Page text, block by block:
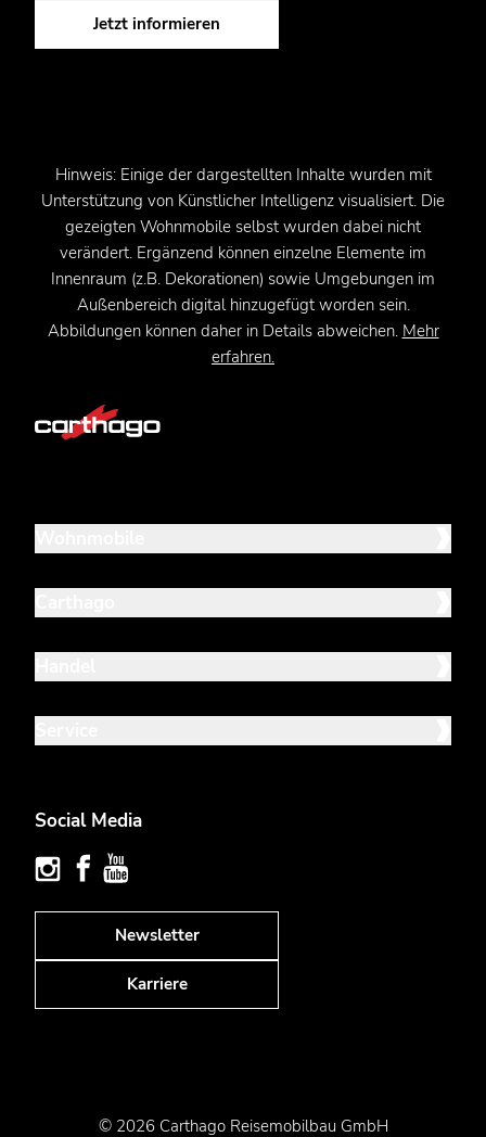
Jetzt informieren
Hinweis: Einige der dargestellten Inhalte wurden mit
Unterstützung von Künstlicher Intelligenz visualisiert. Die
gezeigten Wohnmobile selbst wurden dabei nicht
verändert. Ergänzend können einzelne Elemente im
Innenraum (z.B. Dekorationen) sowie Umgebungen im
Außenbereich digital hinzugefügt worden sein.
Abbildungen können daher in Details abweichen. Mehr
erfahren.
Social Media
Newsletter
Karriere
© 2026 Carthago Reisemobilbau GmbH